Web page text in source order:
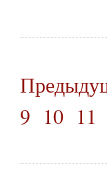
9 10 11